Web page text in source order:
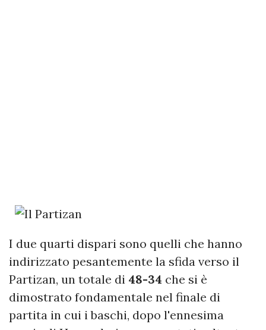
I due quarti dispari sono quelli che hanno
indirizzato pesantemente la sfida verso il
Partizan, un totale di 48-34 che si è
dimostrato fondamentale nel finale di
partita in cui i baschi, dopo l'ennesima